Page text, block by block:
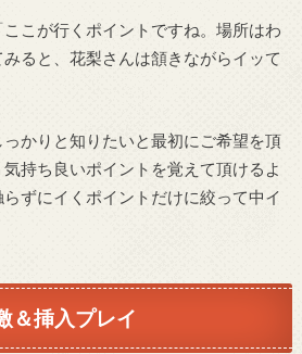
こが行くポイントですね。場所はわ
ると、花梨さんは頷きながらイッて
かりと知りたいと最初にご希望を頂
持ち良いポイントを覚えて頂けるよ
ずにイくポイントだけに絞って中イ
＆挿入プレイ